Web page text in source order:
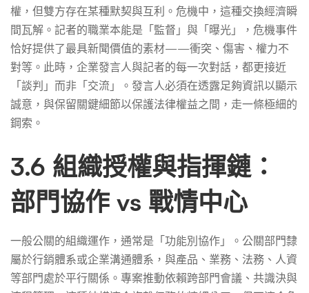
權，但雙方存在某種默契與互利。危機中，這種交換經濟瞬
間瓦解。記者的職業本能是「監督」與「曝光」，危機事件
恰好提供了最具新聞價值的素材——衝突、傷害、權力不
對等。此時，企業發言人與記者的每一次對話，都更接近
「談判」而非「交流」。發言人必須在透露足夠資訊以顯示
誠意，與保留關鍵細節以保護法律權益之間，走一條極細的
鋼索。
3.6 組織授權與指揮鏈：
部門協作 vs 戰情中心
一般公關的組織運作，通常是「功能別協作」。公關部門隸
屬於行銷體系或企業溝通體系，與產品、業務、法務、人資
等部門處於平行關係。專案推動依賴跨部門會議、共識決與